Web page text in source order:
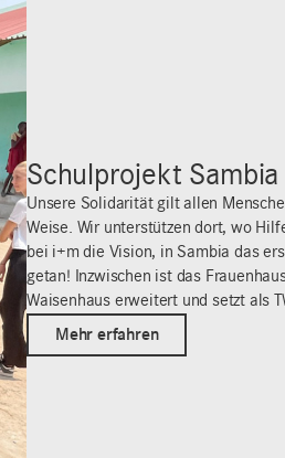
Schulprojekt Sambia
Unsere Solidarität gilt allen
Weise. Wir unterstützen dort, wo
bei i+m die Vision, in Sambia das
getan! Inzwischen ist das
Waisenhaus erweitert und setzt als
Mehr erfahren